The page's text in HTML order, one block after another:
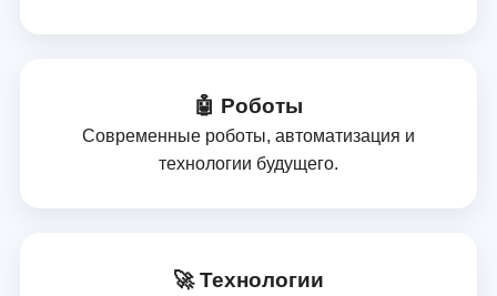
🤖 Роботы
Современные роботы, автоматизация и
технологии будущего.
🚀 Технологии